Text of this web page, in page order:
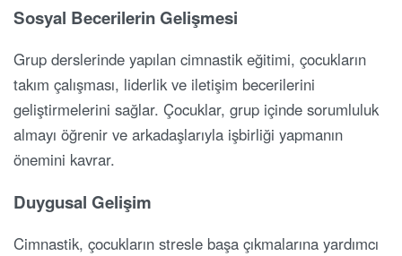
Sosyal Becerilerin Gelişmesi
Grup derslerinde yapılan cimnastik eğitimi, çocukların
takım çalışması, liderlik ve iletişim becerilerini
geliştirmelerini sağlar. Çocuklar, grup içinde sorumluluk
almayı öğrenir ve arkadaşlarıyla işbirliği yapmanın
önemini kavrar.
Duygusal Gelişim
Cimnastik, çocukların stresle başa çıkmalarına yardımcı